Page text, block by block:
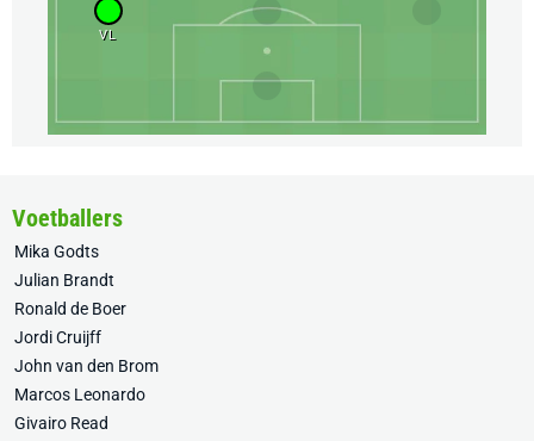
VL
Voetballers
Mika Godts
Julian Brandt
Ronald de Boer
Jordi Cruijff
John van den Brom
Marcos Leonardo
Givairo Read